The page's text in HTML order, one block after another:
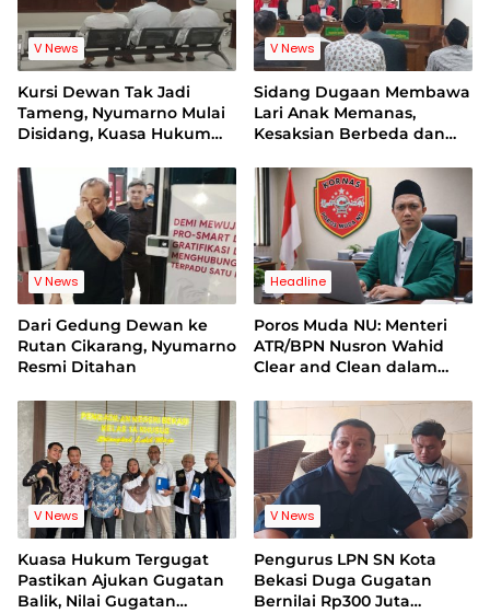
V News
Kursi Dewan Tak Jadi
Tameng, Nyumarno Mulai
Disidang, Kuasa Hukum
Hukum Bebas Intervensi
V News
Sidang Dugaan Membawa
Lari Anak Memanas,
Kesaksian Berbeda dan
V News
Dari Gedung Dewan ke
Rutan Cikarang, Nyumarno
Resmi Ditahan
Headline
Poros Muda NU: Menteri
ATR/BPN Nusron Wahid
Clear and Clean dalam
Kuansing
V News
Kuasa Hukum Tergugat
Pastikan Ajukan Gugatan
Balik, Nilai Gugatan
V News
Pengurus LPN SN Kota
Bekasi Duga Gugatan
Bernilai Rp300 Juta